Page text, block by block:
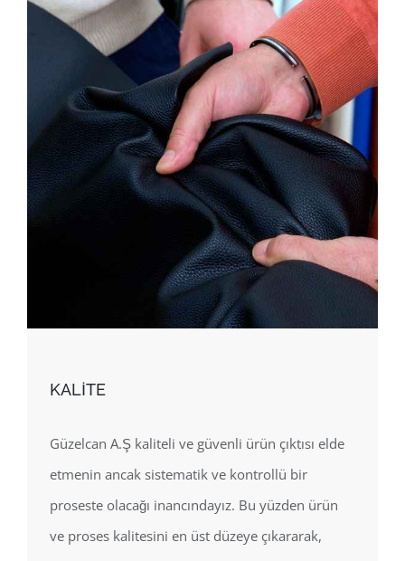
KALİTE
Güzelcan A.Ş kaliteli ve güvenli ürün çıktısı elde
etmenin ancak sistematik ve kontrollü bir
proseste olacağı inancındayız. Bu yüzden ürün
ve proses kalitesini en üst düzeye çıkararak,